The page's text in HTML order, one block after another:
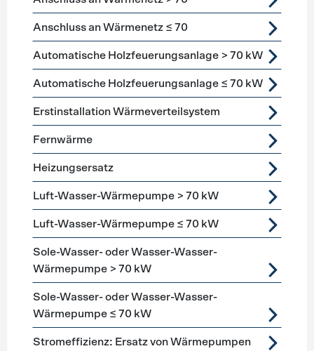
Anschluss an Wärmenetz ≤ 70
Automatische Holzfeuerungsanlage > 70 kW
Automatische Holzfeuerungsanlage ≤ 70 kW
Erstinstallation Wärmeverteilsystem
Fernwärme
Heizungsersatz
Luft-Wasser-Wärmepumpe > 70 kW
Luft-Wasser-Wärmepumpe ≤ 70 kW
Sole-Wasser- oder Wasser-Wasser-
Wärmepumpe > 70 kW
Sole-Wasser- oder Wasser-Wasser-
Wärmepumpe ≤ 70 kW
Stromeffizienz: Ersatz von Wärmepumpen